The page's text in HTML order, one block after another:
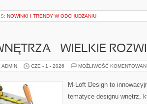
NOWINKI I TRENDY W ODCHUDZANIU
– WIELKIE
ADMIN CZE - 1 - 2026 MOŻLIWOŚĆ
M-Loft Design to
tematyce designu wnętrz,